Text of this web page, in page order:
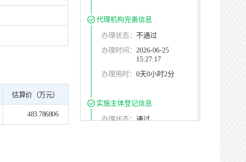
估算价（万元）
483.786806
代理机构完善信息
办理状态： 不通过
办理时间： 2026-06-25
15:27:17
办理用时： 0天0小时2分
实施主体登记信息
办理状态：通过